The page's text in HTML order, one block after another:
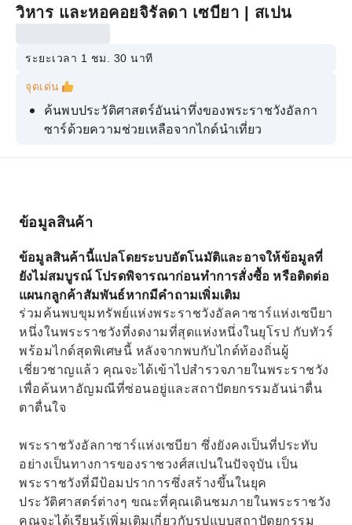
วิหาร และหอคอยจิรัลดา เซบียา | สเปน
ระยะเวลา 1 ชม. 30 นาที
จุดเด่น
ค้นพบประวัติศาสตร์อันน่าทึ่งของพระราชวังอัลกา
ซาร์ด้วยความช่วยเหลือจากไกด์นำเที่ยว
ไม่ต้องต่อแถวยาวที่พระราชวังอัลคาซาร์ และเข้า
อัลกาซาร์
ทางการ
ทางเข้าสู่มหาวิหารและหอคอยกิรัลดา
ข้อมูลสินค้า
ข้อมูลสินค้านี้แปลโดยระบบอัตโนมัติและอาจให้ข้อมูลที่
ยังไม่สมบูรณ์ โปรดพิจารณาก่อนทำการสั่งซื้อ หรือติดต่อ
แผนกลูกค้าสัมพันธ์หากมีคำถามเพิ่มเติม
ร่วมค้นพบขุมทรัพย์แห่งพระราชวังอัลคาซาร์แห่งเซบียา
หนึ่งในพระราชวังที่งดงามที่สุดแห่งหนึ่งในยุโรป กับทัวร์
พร้อมไกด์สุดพิเศษนี้ หลังจากพบกับไกด์ท้องถิ่นผู้
เชี่ยวชาญแล้ว คุณจะได้เข้าไปสำรวจภายในพระราชวัง
เพื่อค้นหาอัญมณีที่ซ่อนอยู่และสถาปัตยกรรมอันน่าตื่น
ตาตื่นใจ
พระราชวังอัลกาซาร์แห่งเซบียา ซึ่งยังคงเป็นที่ประทับ
อย่างเป็นทางการของราชวงศ์สเปนในปัจจุบัน เป็น
พระราชวังที่มีป้อมปราการซึ่งสร้างขึ้นในยุค
ประวัติศาสตร์ต่างๆ ขณะที่คุณเดินชมภายในพระราชวัง
คุณจะได้เรียนรู้เพิ่มเติมเกี่ยวกับรูปแบบสถาปัตยกรรม